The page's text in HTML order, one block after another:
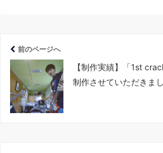
前のページへ
【制作実績】「1st
制作させていただきまし